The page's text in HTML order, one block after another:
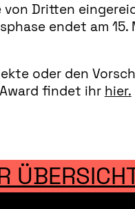
Dritten
endet am
oder den
findet ihr hier.